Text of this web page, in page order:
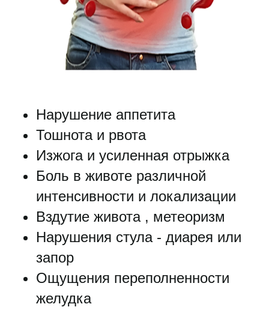
Нарушение аппетита
Тошнота и рвота
Изжога и усиленная отрыжка
Боль в животе различной
интенсивности и локализации
Вздутие живота , метеоризм
Нарушения стула - диарея или
запор
Ощущения переполненности
желудка